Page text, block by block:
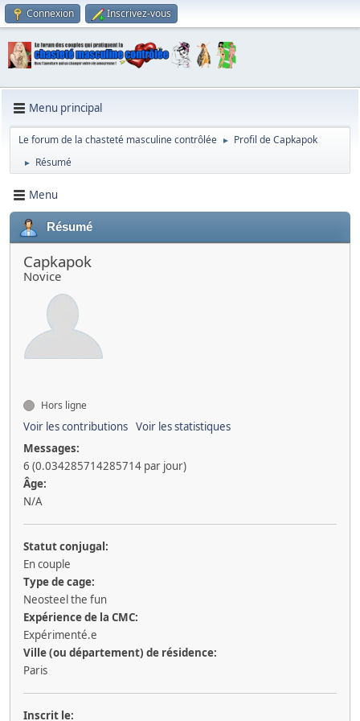
Connexion Inscrivez-vous
Menu principal
Le forum de la chasteté masculine contrôlée ► Profil de Capkapok
► Résumé
Menu
Résumé
Capkapok
Novice
Hors ligne
Voir les contributions Voir les statistiques
Messages:
6 (0.034285714285714 par jour)
Âge:
N/A
Statut conjugal:
En couple
Type de cage:
Neosteel the fun
Expérience de la CMC:
Expérimenté.e
Ville (ou département) de résidence:
Paris
Inscrit le: